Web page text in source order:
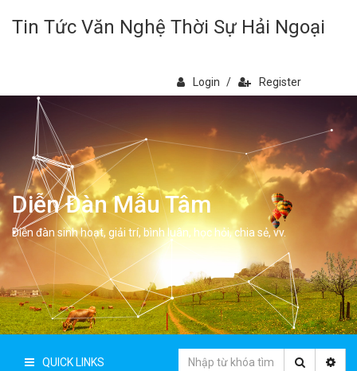
Tin Tức Văn Nghệ Thời Sự Hải Ngoại
Login / Register
Diễn Đàn Mẫu Tâm
Diễn đàn sinh hoạt, giải trí, bình luân, học hỏi, chia sẻ, vv.
QUICK LINKS